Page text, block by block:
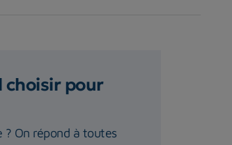
choisir pour
On répond à toutes